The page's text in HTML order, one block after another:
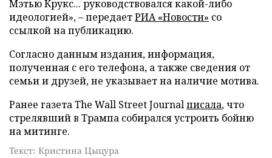
Мэтью Крукс... руководствовался какой-либо
идеологией», – передаетРИА «Новости» со
ссылкой на публикацию.
Согласно данным издания, информация,
полученная с его телефона, а также сведения от
семьи и друзей, не указывает на наличие мотива.
Ранее газета The Wall Street Journalписала, что
стрелявший в Трампа собирался устроить бойню
на митинге.
Текст: Кристина Цыцура